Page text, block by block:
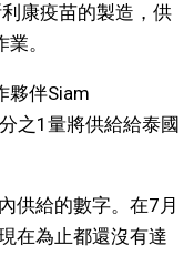
康疫苗的製造，供
。
夥伴Siam
之1量將供給給泰國
供給的數字。在7月
在為止都還沒有達